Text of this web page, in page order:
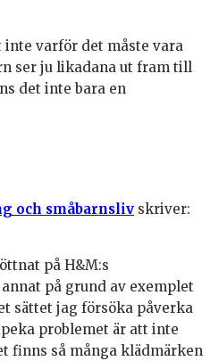
varför det måste vara
ser ju likadana ut fram till
det inte bara en
och småbarnsliv skriver:
på H&M:s
på grund av exemplet
sättet jag försöka påverka
problemet är att inte
finns så många klädmärken